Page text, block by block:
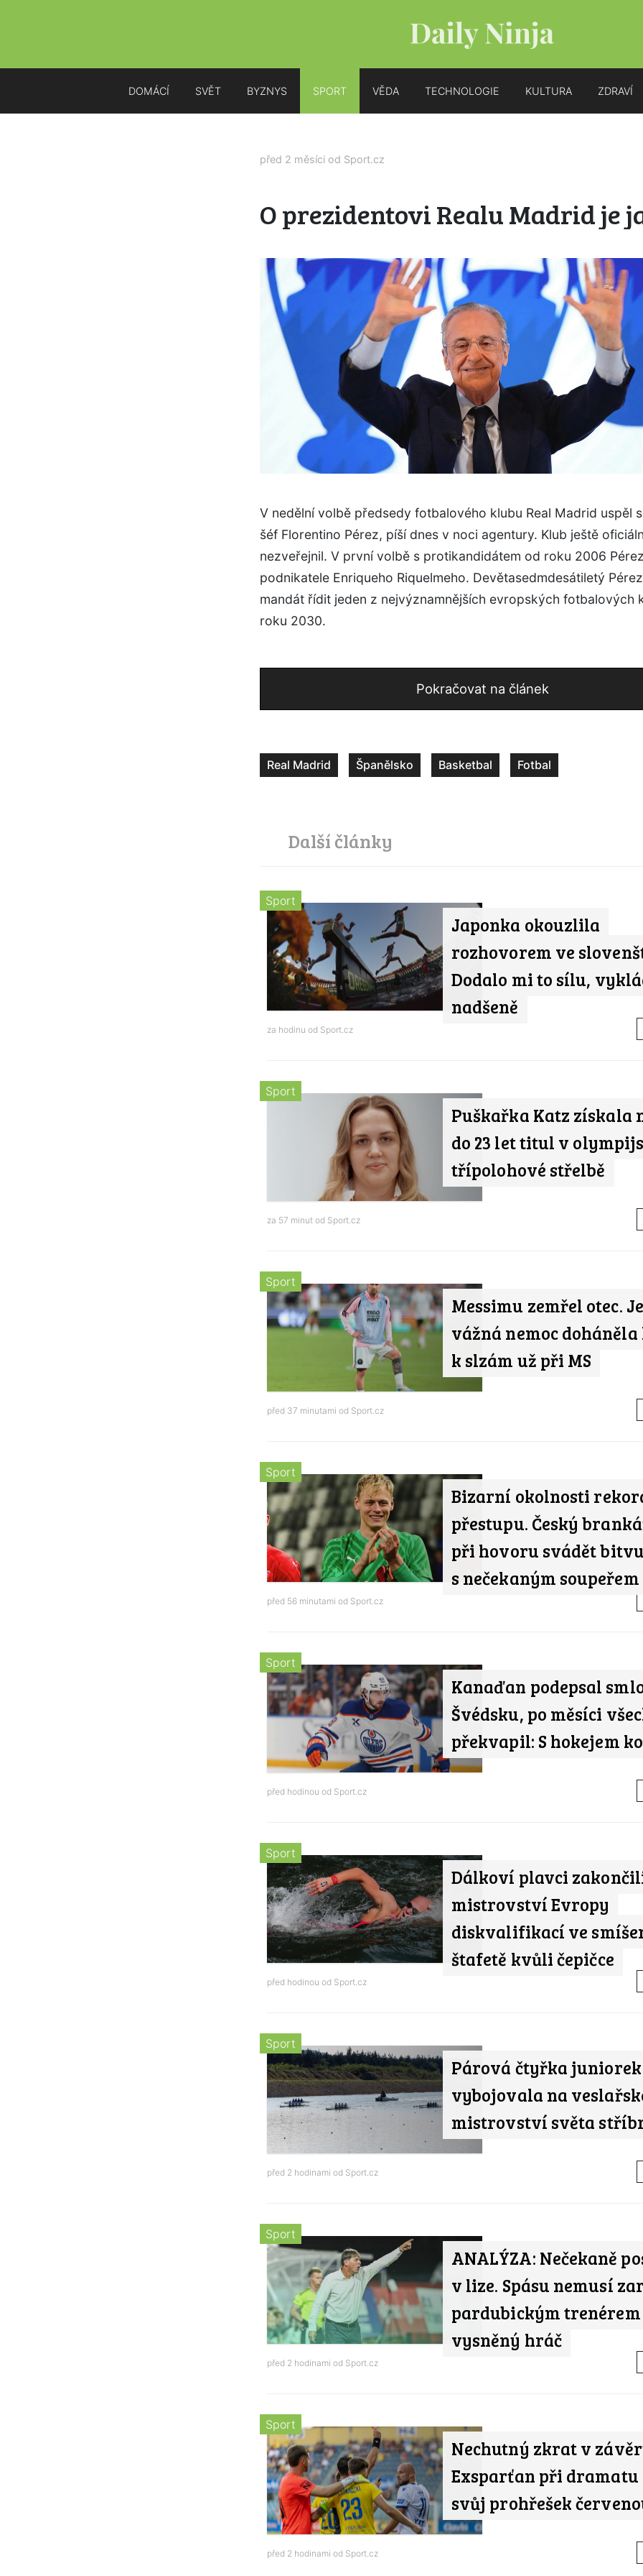
DOMÁCÍ SVĚT BYZNYS SPORT VĚDA TECHNOLOGIE KULTURA ZDRAVÍ
před 2 měsíci od Sport.cz
O prezidentovi Realu Madrid je
V nedělní volbě předsedy fotbalového klubu Real Madrid uspěl
šéf Florentino Pérez, píší dnes v noci agentury. Klub ještě
nezveřejnil. V první volbě s protikandidátem od roku 2006
podnikatele Enriqueho Riquelmeho. Devětasedmdesátiletý
mandát řídit jeden z nejvýznamnějších evropských fotbalových
roku 2030.
Pokračovat na článek
Real Madrid Španělsko Basketbal Fotbal
Další články
Japonka okouzlila
rozhovorem ve
Dodalo mi to sílu,
nadšeně
Sport
za hodinu od Sport.cz
Puškařka Katz získala
do 23 let titul v
třípolohové střelbě
Sport
za 57 minut od Sport.cz
Messimu zemřel otec.
vážná nemoc
k slzám už při MS
Sport
před 37 minutami od Sport.cz
Bizarní okolnosti
přestupu. Český
při hovoru svádět
s nečekaným soupeřem
Sport
před 56 minutami od Sport.cz
Kanaďan podepsal
Švédsku, po měsíci
překvapil: S hokejem
Sport
před hodinou od Sport.cz
Dálkoví plavci
mistrovství Evropy
diskvalifikací ve
štafetě kvůli čepičce
Sport
před hodinou od Sport.cz
Párová čtyřka juniorek
vybojovala na
mistrovství světa
Sport
před 2 hodinami od Sport.cz
ANALÝZA: Nečekaně
v lize. Spásu nemusí
pardubickým trenérem
vysněný hráč
Sport
před 2 hodinami od Sport.cz
Nechutný zkrat v
Exsparťan při dramatu
svůj prohřešek
Sport
před 2 hodinami od Sport.cz